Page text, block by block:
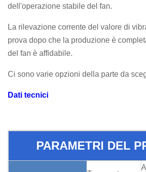
dell'operazione stabile del fan.
La rilevazione corrente del valore di
prova dopo che la produzione è
del fan è affidabile.
Ci sono varie opzioni della parte da
Dati tecnici
PARAMETRI DEL